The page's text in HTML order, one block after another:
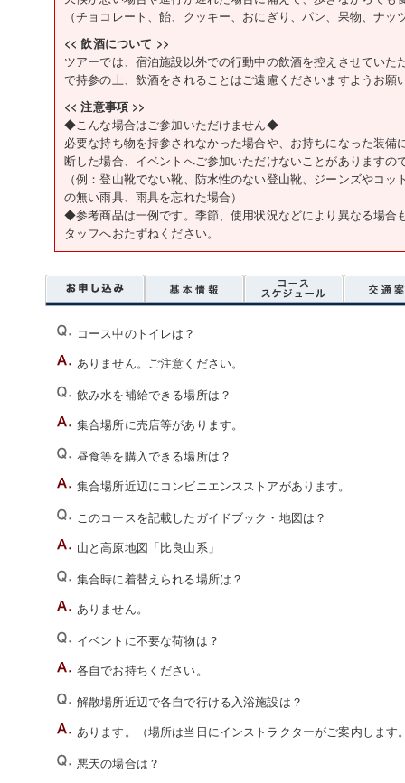
（チョコレート、飴、クッキー、おにぎり、パン、果物、ナッ
<< 飲酒について >>
ツアーでは、宿泊施設以外での行動中の飲酒を控えさせてい
で持参の上、飲酒をされることはご遠慮くださいますようお願
<< 注意事項 >>
◆こんな場合はご参加いただけません◆
必要な持ち物を持参されなかった場合や、お持ちになった装
断した場合、イベントへご参加いただけないことがありますの
（例：登山靴でない靴、防水性のない登山靴、ジーンズやコ
の無い雨具、雨具を忘れた場合）
◆参考商品は一例です。季節、使用状況などにより異なる場合
タッフへおたずねください。
コース中のトイレは？
ありません。ご注意ください。
飲み水を補給できる場所は？
集合場所に売店等があります。
昼食等を購入できる場所は？
集合場所近辺にコンビニエンスストアがあります。
このコースを記載したガイドブック・地図は？
山と高原地図「比良山系」
集合時に着替えられる場所は？
ありません。
イベントに不要な荷物は？
各自でお持ちください。
解散場所近辺で各自で行ける入浴施設は？
あります。（場所は当日にインストラクターがご案内します
悪天の場合は？